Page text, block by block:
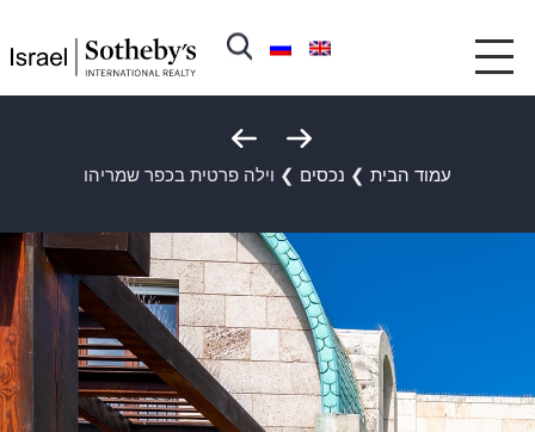
עמוד הבית ❯ נכסים ❯ וילה פרטית בכפר שמריהו